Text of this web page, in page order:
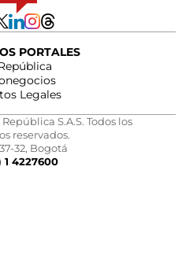
PORTALES
Legales
S.A.S. Todos los
reservados.
32, Bogotá
1 4227600